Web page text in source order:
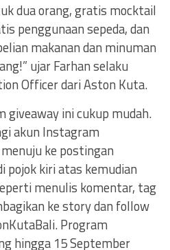
dua orang, gratis mocktail
penggunaan sepeda, dan
makanan dan minuman
ujar Farhan selaku
Officer dari Aston Kuta.
giveaway ini cukup mudah.
akun Instagram
ke postingan
pojok kiri atas kemudian
menulis komentar, tag
ke story dan follow
Program
hingga 15 September